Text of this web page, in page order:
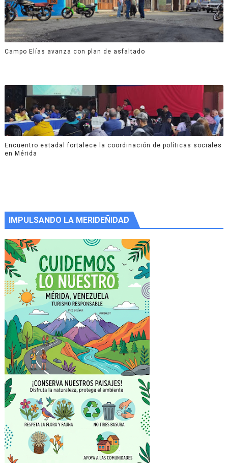
Campo Elías avanza con plan de asfaltado
Encuentro estadal fortalece la coordinación de políticas sociales
en Mérida
IMPULSANDO LA MERIDEÑIDAD